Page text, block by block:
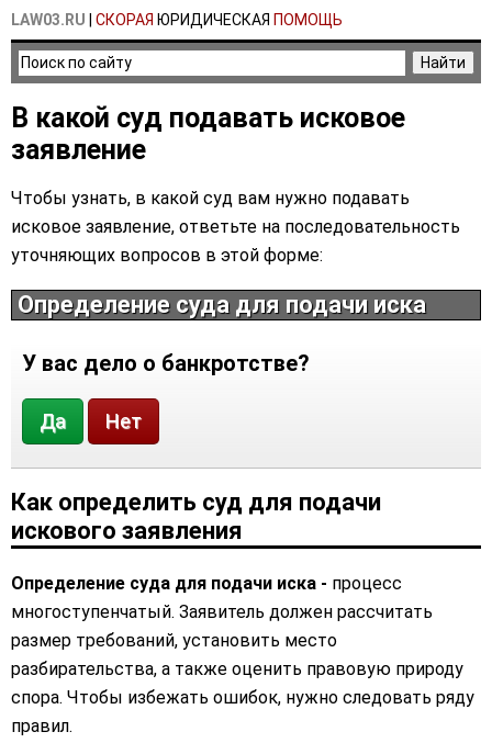
LAW03.RU СКОРАЯ ЮРИДИЧЕСКАЯ ПОМОЩЬ
В какой суд подавать исковое
заявление
Чтобы узнать, в какой суд вам нужно подавать
исковое заявление, ответьте на последовательность
уточняющих вопросов в этой форме:
Определение суда для подачи иска
У вас дело о банкротстве?
Да Нет
Как определить суд для подачи
искового заявления
Определение суда для подачи иска - процесс
многоступенчатый. Заявитель должен рассчитать
размер требований, установить место
разбирательства, а также оценить правовую природу
спора. Чтобы избежать ошибок, нужно следовать ряду
правил.